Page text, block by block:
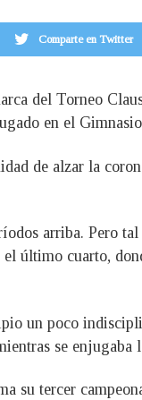
Comparte en Twitter
del Torneo
en el
de alzar la
arriba. Pero
el último cuarto,
un poco
se enjugaba
su tercer